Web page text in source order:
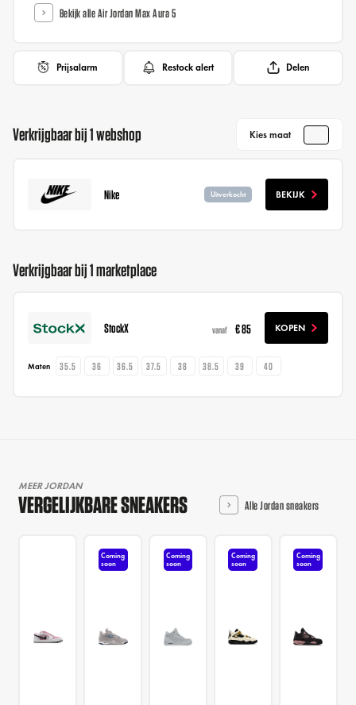
Bekijk alle Air Jordan Max Aura 5
Prijsalarm Restock alert Delen
Verkrijgbaar bij 1 webshop Kies maat
Nike Uitverkocht BEKIJK
Verkrijgbaar bij 1 marketplace
StockX vanaf € 85 KOPEN
Maten 35.5 36 36.5 37.5 38 38.5 39 40
MEER JORDAN
VERGELIJKBARE SNEAKERS Alle Jordan sneakers
Coming
soon
Coming
soon
Coming
soon
Coming
soon